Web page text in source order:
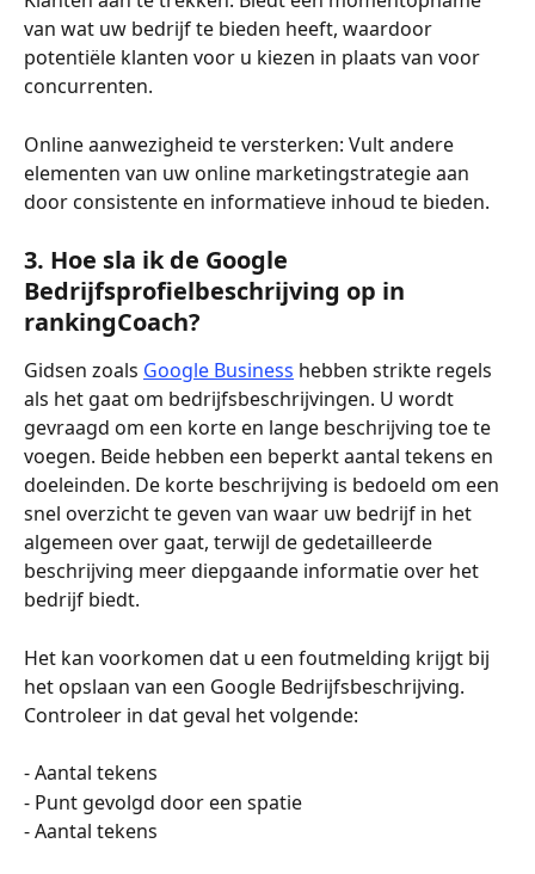
van wat uw bedrijf te bieden heeft, waardoor
potentiële klanten voor u kiezen in plaats van voor
concurrenten.
Online aanwezigheid te versterken: Vult andere
elementen van uw online marketingstrategie aan
door consistente en informatieve inhoud te bieden.
3. Hoe sla ik de Google
Bedrijfsprofielbeschrijving op in
rankingCoach?
Gidsen zoals Google Business hebben strikte regels
als het gaat om bedrijfsbeschrijvingen. U wordt
gevraagd om een korte en lange beschrijving toe te
voegen. Beide hebben een beperkt aantal tekens en
doeleinden. De korte beschrijving is bedoeld om een
snel overzicht te geven van waar uw bedrijf in het
algemeen over gaat, terwijl de gedetailleerde
beschrijving meer diepgaande informatie over het
bedrijf biedt.
Het kan voorkomen dat u een foutmelding krijgt bij
het opslaan van een Google Bedrijfsbeschrijving.
Controleer in dat geval het volgende:
- Aantal tekens
- Punt gevolgd door een spatie
- Aantal tekens